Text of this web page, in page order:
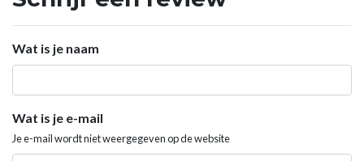
Wat is je naam
Wat is je e-mail
Je e-mail wordt niet weergegeven op de website